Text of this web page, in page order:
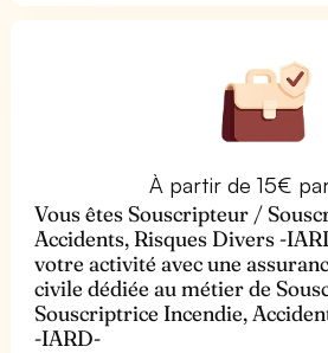
À partir de 15€
Vous êtes Souscripteur /
Accidents, Risques Divers -
votre activité avec une
civile dédiée au métier de
Souscriptrice Incendie,
-IARD-